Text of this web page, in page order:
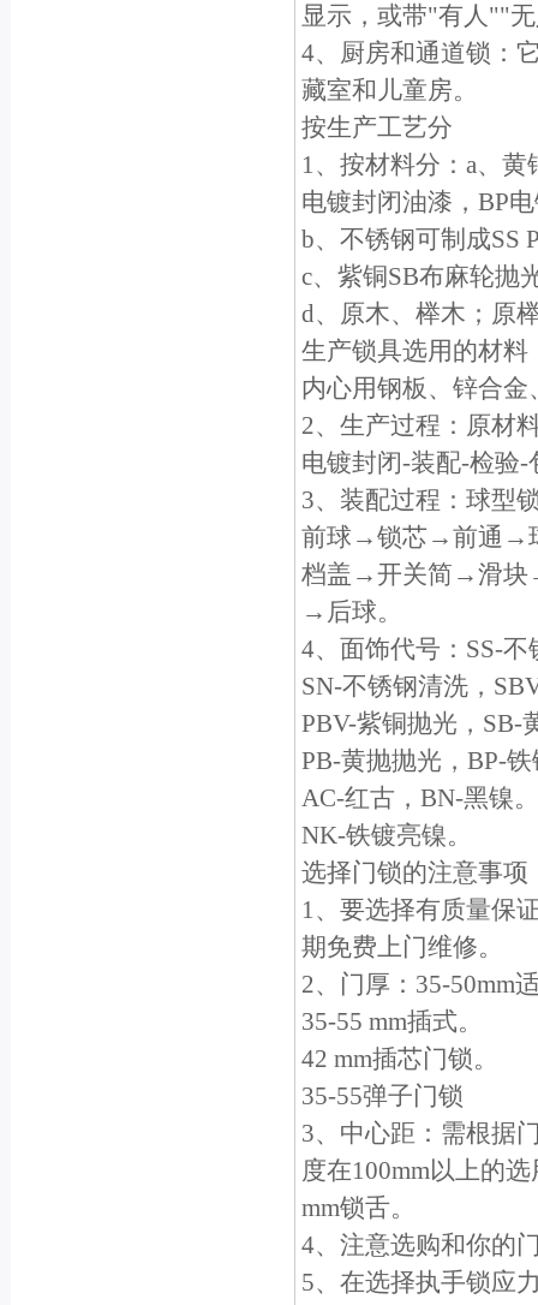
显示，或带"有人""
4、厨房和通道锁：
藏室和儿童房。
按生产工艺分
1、按材料分：a、
电镀封闭油漆，BP
b、不锈钢可制成SS
c、紫铜SB布麻轮抛
d、原木、榉木；原
生产锁具选用的材
内心用钢板、锌合金
2、生产过程：原材
电镀封闭-装配-检验-
3、装配过程：球型
前球→锁芯→前通→
档盖→开关简→滑
→后球。
4、面饰代号：SS-
SN-不锈钢清洗，
PBV-紫铜抛光，SB-
PB-黄抛抛光，BP-
AC-红古，BN-黑镍。
NK-铁镀亮镍。
选择门锁的注意事项
1、要选择有质量保
期免费上门维修。
2、门厚：35-50mm
35-55 mm插式。
42 mm插芯门锁。
35-55弹子门锁
3、中心距：需根据
度在100mm以上的
mm锁舌。
4、注意选购和你的
5、在选择执手锁应